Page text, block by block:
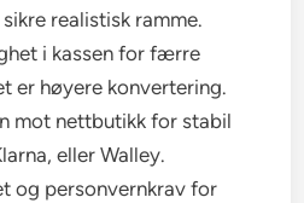
realistisk ramme.
i kassen for færre
er høyere konvertering.
mot nettbutikk for stabil
eller Walley.
og personvernkrav for